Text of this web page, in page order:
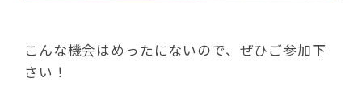
こんな機会はめったにないので、ぜひご参加下
さい！